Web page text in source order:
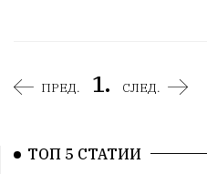
ПРЕД. 1. СЛЕД.
ТОП 5 СТАТИИ